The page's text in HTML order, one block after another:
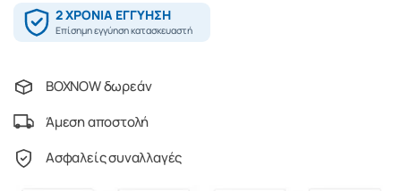
BOXNOW δωρεάν
Άμεση αποστολή
Ασφαλείς συναλλαγές